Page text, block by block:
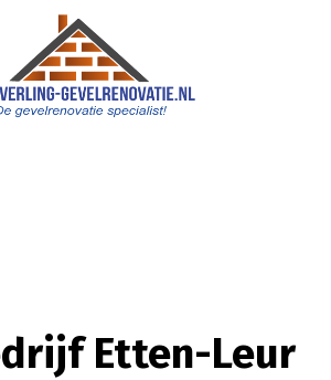
Etten-Leur